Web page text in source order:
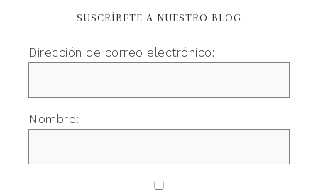
SUSCRÍBETE A NUESTRO BLOG
Dirección de correo electrónico:
Nombre: